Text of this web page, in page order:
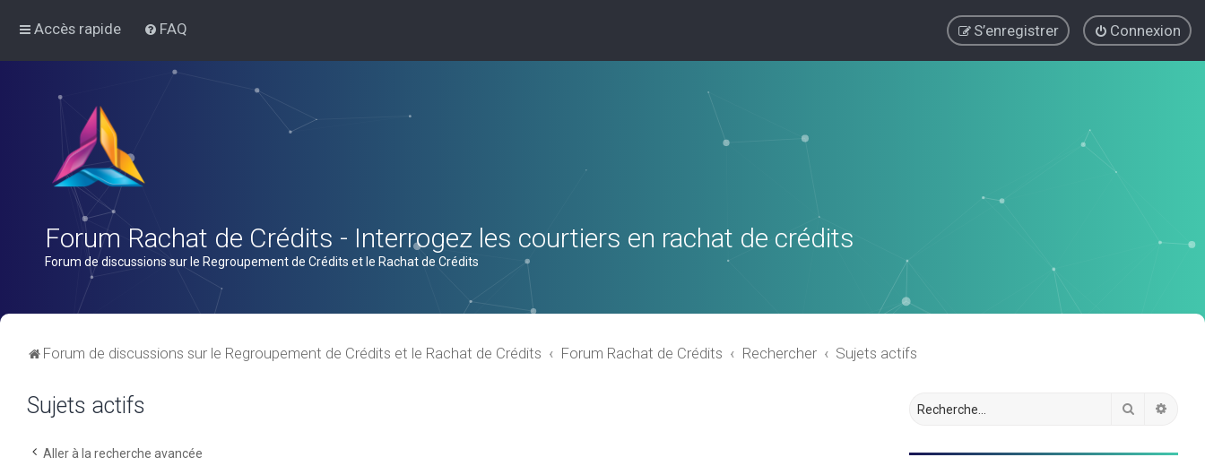
Accès rapide FAQ Connexion
S’enregistrer
Forum Rachat de Crédits - Interrogez les courtiers en rachat de crédits
Forum de discussions sur le Regroupement de Crédits et le Rachat de Crédits
Forum de discussions sur le Regroupement de Crédits et le Rachat de Crédits Forum Rachat de Crédits Rechercher Sujets actifs
Sujets actifs
Aller à la recherche avancée
Rechercher